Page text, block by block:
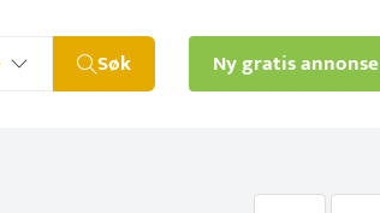
Søk Ny gratis annonse